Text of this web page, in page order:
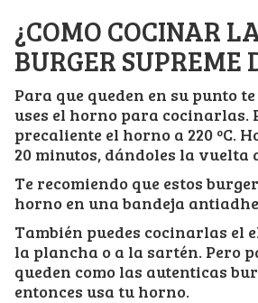
¿COMO COCINAR
BURGER SUPREME
Para que queden en su punto
uses el horno para cocinarlas.
precaliente el horno a 220 ºC.
20 minutos, dándoles la vuelta
Te recomiendo que estos
horno en una bandeja
También puedes cocinarlas el
la plancha o a la sartén. Pero
queden como las autenticas
entonces usa tu horno.